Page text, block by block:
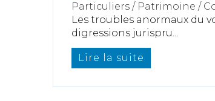
Particuliers / Patrimoine /
Les troubles anormaux du
digressions jurispru...
Lire la suite